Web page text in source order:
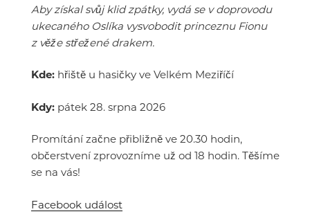
Aby získal svůj klid zpátky, vydá se v doprovodu
ukecaného Oslíka vysvobodit princeznu Fionu
z věže střežené drakem.
Kde: hřiště u hasičky ve Velkém Meziříčí
Kdy: pátek 28. srpna 2026
Promítání začne přibližně ve 20.30 hodin,
občerstvení zprovozníme už od 18 hodin. Těšíme
se na vás!
Facebook událost